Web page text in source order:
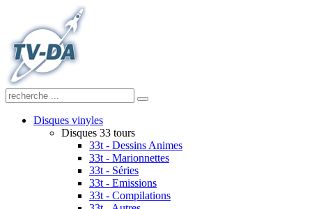
Disques vinyles
Disques 33 tours
33t - Dessins Animes
33t - Marionnettes
33t - Séries
33t - Emissions
33t - Compilations